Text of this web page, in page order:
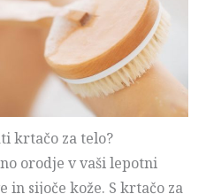
krtačo za telo?
orodje v vaši lepotni
in sijoče kože. S krtačo za